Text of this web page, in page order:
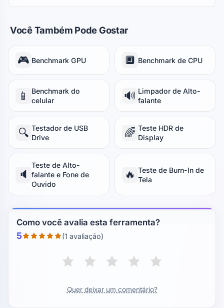
Você Também Pode Gostar
🎮 Benchmark GPU 🔲 Benchmark de CPU
📱
Benchmark do
celular
🔊 Limpador de Alto-
falante
🔍 Testador de USB
Drive
🌈 Teste HDR de
Display
🔈
Teste de Alto-
falante e Fone de
Ouvido
🔥 Teste de Burn-In de
Tela
Como você avalia esta ferramenta?
5 (1 avaliação)
Quer deixar um comentário?